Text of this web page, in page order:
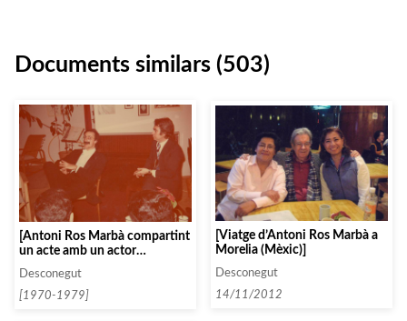
Documents similars (503)
[Antoni Ros Marbà compartint
un acte amb un actor
disfressat de Groucho Marx]
Desconegut
[1970-1979]
[Viatge d’Antoni Ros Marbà a
Morelia (Mèxic)]
Desconegut
14/11/2012